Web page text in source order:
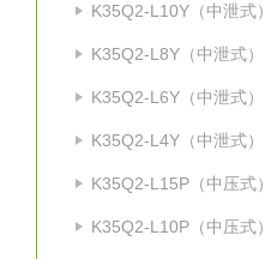
K35Q2-L10Y（中泄式）
K35Q2-L8Y（中泄式）
K35Q2-L6Y（中泄式）
K35Q2-L4Y（中泄式）
K35Q2-L15P（中压式）
K35Q2-L10P（中压式）